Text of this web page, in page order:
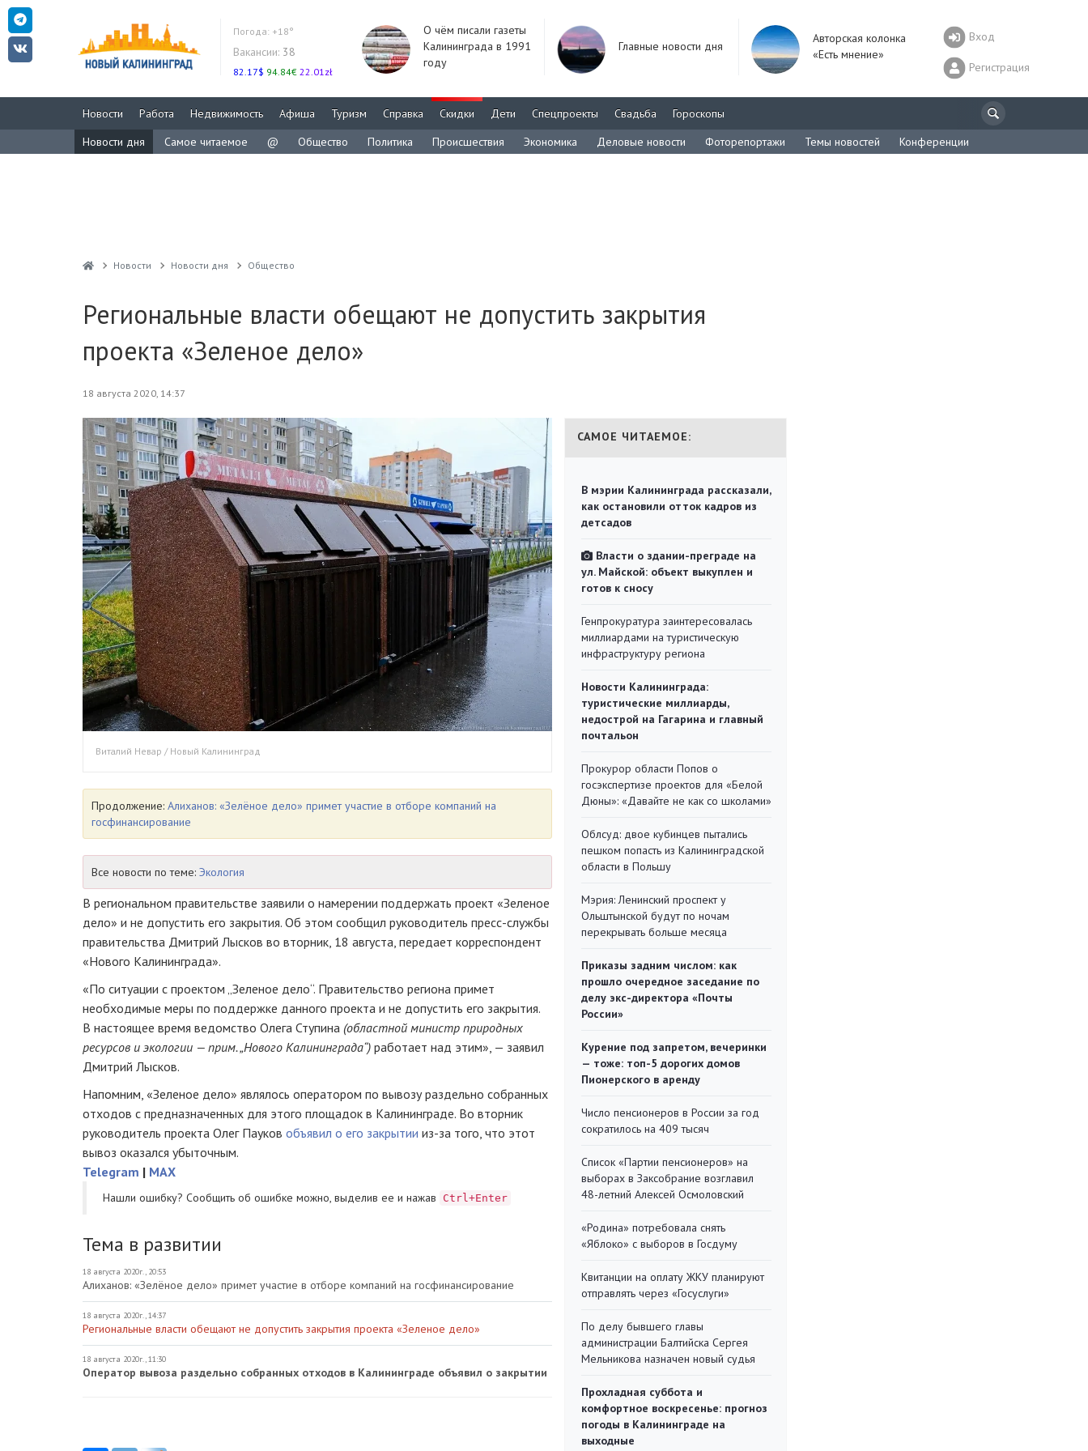
Погода: +18°
Вакансии: 38
82.17$ 94.84€ 22.01zł
О чём писали газеты
Калининграда в 1991
году
Главные новости дня
Авторская колонка
«Есть мнение»
Вход
Регистрация
Новости Работа Недвижимость Афиша Туризм Справка Скидки Дети Спецпроекты Свадьба
Гороскопы
Новости дня
Самое читаемое @ Общество Политика Происшествия Экономика Деловые новости Фоторепортажи Темы новостей Конференции
Новости Новости дня Общество
Региональные власти обещают не допустить закрытия
проекта «Зеленое дело»
18 августа 2020, 14:37
Виталий Невар / Новый Калининград
Продолжение: Алиханов: «Зелёное дело» примет участие в отборе компаний на
госфинансирование
Все новости по теме: Экология
В региональном правительстве заявили о намерении поддержать проект «Зеленое
дело» и не допустить его закрытия. Об этом сообщил руководитель пресс-службы
правительства Дмитрий Лысков во вторник, 18 августа, передает корреспондент
«Нового Калининграда».
«По ситуации с проектом „Зеленое дело“. Правительство региона примет
необходимые меры по поддержке данного проекта и не допустить его закрытия.
В настоящее время ведомство Олега Ступина (областной министр природных
ресурсов и экологии — прим. „Нового Калининграда“) работает над этим», — заявил
Дмитрий Лысков.
Напомним, «Зеленое дело» являлось оператором по вывозу раздельно собранных
отходов с предназначенных для этого площадок в Калининграде. Во вторник
руководитель проекта Олег Пауков объявил о его закрытии из-за того, что этот
вывоз оказался убыточным.
Telegram | MAX
Нашли ошибку? Cообщить об ошибке можно, выделив ее и нажав Ctrl+Enter
Тема в развитии
18 августа 2020г., 20:53
Алиханов: «Зелёное дело» примет участие в отборе компаний на госфинансирование
18 августа 2020г., 14:37
Региональные власти обещают не допустить закрытия проекта «Зеленое дело»
18 августа 2020г., 11:30
Оператор вывоза раздельно собранных отходов в Калининграде объявил о закрытии
САМОЕ ЧИТАЕМОЕ:
В мэрии Калининграда рассказали,
как остановили отток кадров из
детсадов
Власти о здании-преграде на
ул. Майской: объект выкуплен и
готов к сносу
Генпрокуратура заинтересовалась
миллиардами на туристическую
инфраструктуру региона
Новости Калининграда:
туристические миллиарды,
недострой на Гагарина и главный
почтальон
Прокурор области Попов о
госэкспертизе проектов для «Белой
Дюны»: «Давайте не как со школами»
Облсуд: двое кубинцев пытались
пешком попасть из Калининградской
области в Польшу
Мэрия: Ленинский проспект у
Ольштынской будут по ночам
перекрывать больше месяца
Приказы задним числом: как
прошло очередное заседание по
делу экс-директора «Почты
России»
Курение под запретом, вечеринки
— тоже: топ-5 дорогих домов
Пионерского в аренду
Число пенсионеров в России за год
сократилось на 409 тысяч
Список «Партии пенсионеров» на
выборах в Заксобрание возглавил
48-летний Алексей Осмоловский
«Родина» потребовала снять
«Яблоко» с выборов в Госдуму
Квитанции на оплату ЖКУ планируют
отправлять через «Госуслуги»
По делу бывшего главы
администрации Балтийска Сергея
Мельникова назначен новый судья
Прохладная суббота и
комфортное воскресенье: прогноз
погоды в Калининграде на
выходные